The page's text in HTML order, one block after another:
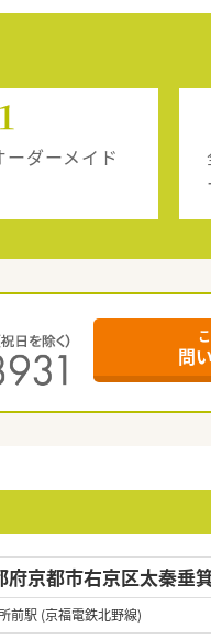
ダーメイド
問
府京都市右京区太秦垂
前駅 (京福電鉄北野線)